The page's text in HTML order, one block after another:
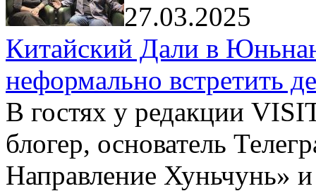
27.03.2025
Китайский Дали в
неформально встретить
В гостях у редакции
блогер, основатель
Направление Хуньчунь»